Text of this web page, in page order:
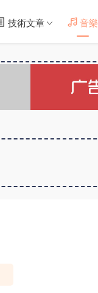
技術文章 音樂